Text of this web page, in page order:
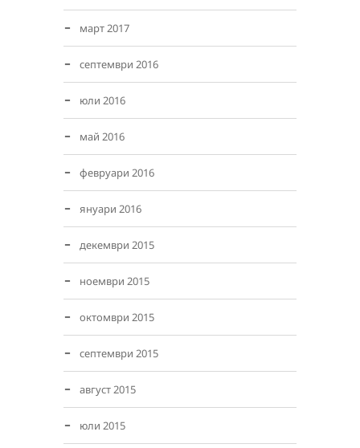
март 2017
септември 2016
юли 2016
май 2016
февруари 2016
януари 2016
декември 2015
ноември 2015
октомври 2015
септември 2015
август 2015
юли 2015